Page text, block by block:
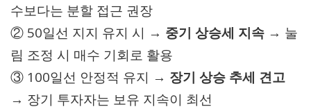
수보다는 분할 접근 권장
② 50일선 지지 유지 시 → 중기 상승세 지속 → 눌
림 조정 시 매수 기회로 활용
③ 100일선 안정적 유지 → 장기 상승 추세 견고
→ 장기 투자자는 보유 지속이 최선